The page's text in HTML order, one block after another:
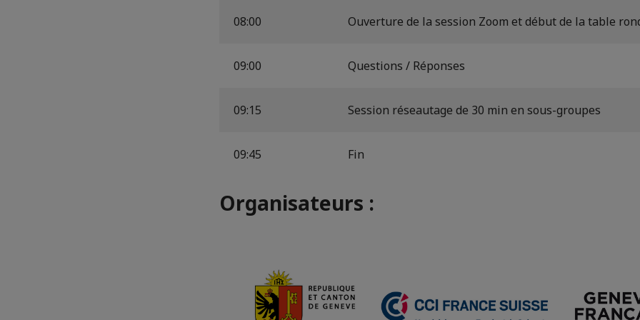
08:00 Ouverture de la session Zoom et début de la table
09:00 Questions / Réponses
09:15 Session réseautage de 30 min en sous-groupes
09:45 Fin
Organisateurs :